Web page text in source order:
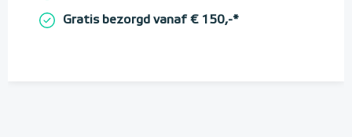
Gratis bezorgd vanaf € 150,-*